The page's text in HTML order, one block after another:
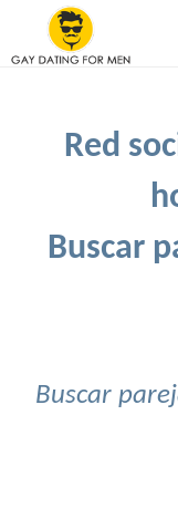
Red
Buscar
Buscar